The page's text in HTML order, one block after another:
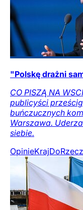
"Polskę drażni
CO PISZĄ NA
publicyści
buńczucznych
Warszawa.
siebie.
OpinieKraj